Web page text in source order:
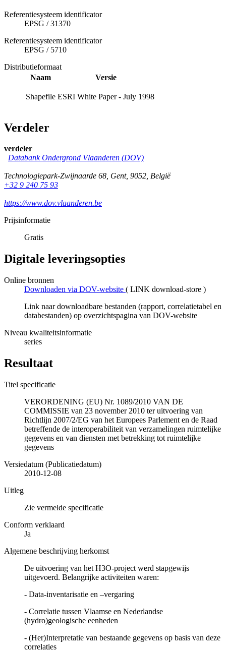
Referentiesysteem identificator
EPSG /31370
Referentiesysteem identificator
EPSG / 5710
Distributieformaat
Naam
Versie
Shapefile ESRI White Paper - July 1998
Verdeler
verdeler
Databank Ondergrond Vlaanderen (DOV)
Technologiepark-Zwijnaarde 68, Gent, 9052, België
+32 9 240 75 93
https://www.dov.vlaanderen.be
Prijsinformatie
Gratis
Digitale leveringsopties
Online bronnen
Downloaden via DOV-website ( LINK download-store )
Link naar downloadbare bestanden (rapport, correlatietabel en
databestanden) op overzichtspagina van DOV-website
Niveau kwaliteitsinformatie
series
Resultaat
Titel specificatie
VERORDENING (EU) Nr. 1089/2010 VAN DE
COMMISSIE van 23 november 2010 ter uitvoering van
Richtlijn 2007/2/EG van het Europees Parlement en de Raad
betreffende de interoperabiliteit van verzamelingen ruimtelijke
gegevens en van diensten met betrekking tot ruimtelijke
gegevens
Versiedatum (Publicatiedatum)
2010-12-08
Uitleg
Zie vermelde specificatie
Conform verklaard
Ja
Algemene beschrijving herkomst
De uitvoering van het H3O-project werd stapgewijs
uitgevoerd. Belangrijke activiteiten waren:
- Data-inventarisatie en –vergaring
- Correlatie tussen Vlaamse en Nederlandse
(hydro)geologische eenheden
- (Her)Interpretatie van bestaande gegevens op basis van deze
correlaties